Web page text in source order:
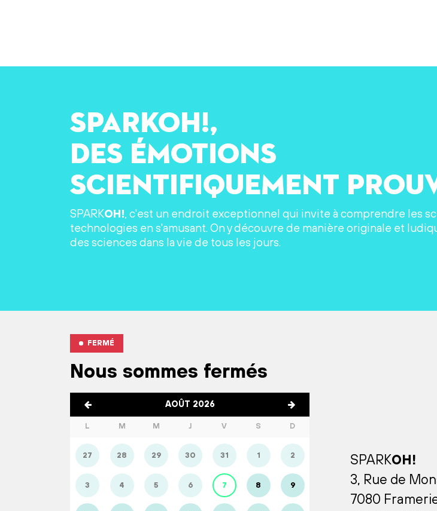
SPARKOH!,
des émotions
scientifiquement
SPARKOH!, c'est un endroit exceptionnel qui invite à comprendre les
technologies en s'amusant. On y découvre de manière originale et
des sciences dans la vie de tous les jours.
FERMÉ
Nous sommes fermés
AOÛT 2026
L M M J V S D
27 28 29 30 31 1 2
3 4 5 6 7 8 9
SPARKOH!
3, Rue de
7080